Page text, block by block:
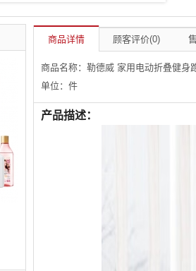
商品详情 顾客评价(0)
商品名称：勒德威 家用电动折叠健身
单位：件
产品描述：